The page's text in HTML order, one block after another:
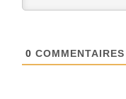
0 COMMENTAIRES